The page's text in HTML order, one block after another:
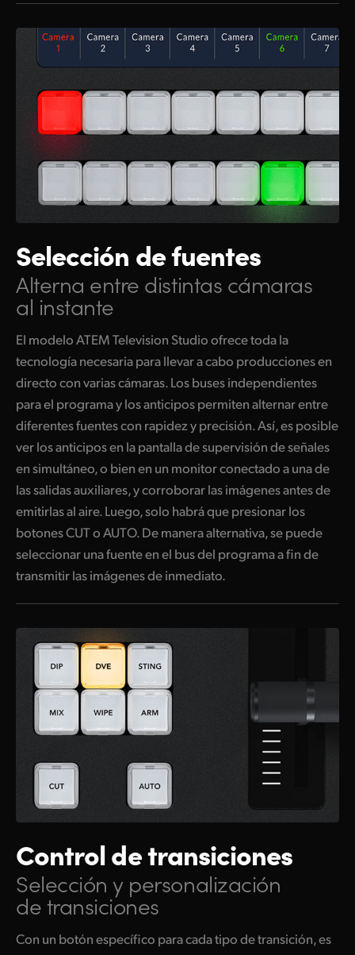
United States
Selección de fuentes
Alterna entre distintas cámaras
al instante
El modelo ATEM Television Studio ofrece toda la
tecnología necesaria para llevar a cabo producciones en
directo con varias cámaras. Los buses independientes
para el programa y los anticipos permiten alternar entre
diferentes fuentes con rapidez y precisión. Así, es posible
ver los anticipos en la pantalla de supervisión de señales
en simultáneo, o bien en un monitor conectado a una de
las salidas auxiliares, y corroborar las imágenes antes de
emitirlas al aire. Luego, solo habrá que presionar los
botones CUT o AUTO. De manera alternativa, se puede
seleccionar una fuente en el bus del programa a fin de
transmitir las imágenes de inmediato.
Control de transiciones
Selección y personalización
de transiciones
Con un botón específico para cada tipo de transición, es